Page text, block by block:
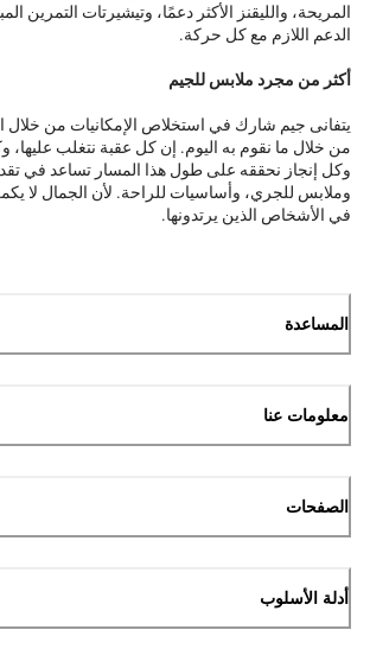
المريحة، والليقنز الأكثر دعمًا، وتيشيرتات التمرين
الدعم اللازم مع كل حركة.
أكثر من مجرد ملابس للجيم
يتفانى جيم شارك في استخلاص الإمكانيات من خلال
من خلال ما نقوم به اليوم. إن كل عقبة نتغلب عليها،
وكل إنجاز نحققه على طول هذا المسار تساعد في
وملابس للجري، وأساسيات للراحة. لأن الجمال لا
في الأشخاص الذين يرتدونها.
المساعدة
معلومات عنا
الصفحات
أدلة الأسلوب